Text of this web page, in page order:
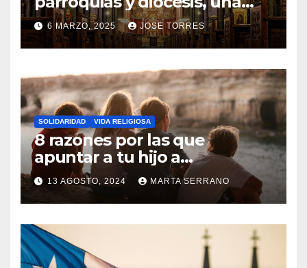
O
M
N
T
A
R
I
O
S
realidad ya para el futuro de
la Iglesia
6 MARZO, 2025 JOSE TORRES
N
O
H
A
Y
SOLIDARIDAD VIDA RELIGIOSA
8 razones por las que
apuntar a tu hijo a
Catequesis
13 AGOSTO, 2024 MARTA SERRANO
N
O